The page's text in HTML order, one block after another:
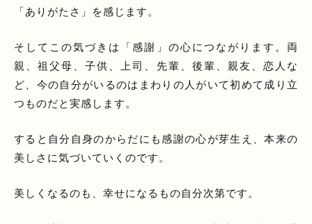
「ありがたさ」を感じます。
そしてこの気づきは「感謝」の心につながります。両
親、祖父母、子供、上司、先輩、後輩、親友、恋人な
ど、今の自分がいるのはまわりの人がいて初めて成り立
つものだと実感します。
すると自分自身のからだにも感謝の心が芽生え、本来の
美しさに気づいていくのです。
美しくなるのも、幸せになるもの自分次第です。